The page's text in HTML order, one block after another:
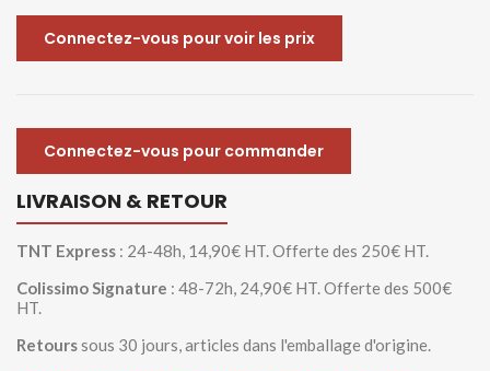
Connectez-vous pour voir les prix
Connectez-vous pour commander
LIVRAISON & RETOUR
TNT Express : 24-48h, 14,90€ HT. Offerte des 250€ HT.
Colissimo Signature : 48-72h, 24,90€ HT. Offerte des 500€
HT.
Retourssous 30 jours, articles dans l'emballage d'origine.